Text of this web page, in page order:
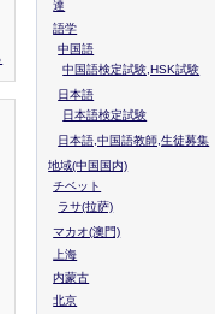
達
語学
中国語
中国語検定試験,HSK試験
日本語
日本語検定試験
日本語,中国語教師,生徒募集
地域(中国国内)
チベット
ラサ(拉萨)
マカオ(澳門)
上海
内蒙古
北京